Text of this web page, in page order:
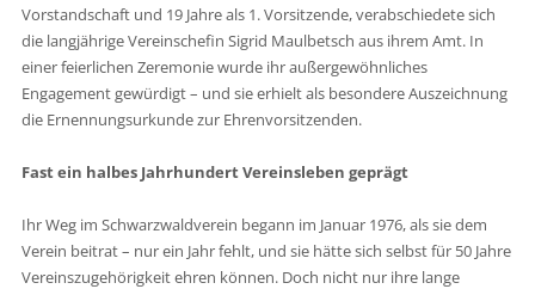
Vorstandschaft und 19 Jahre als 1. Vorsitzende, verabschiedete sich
die langjährige Vereinschefin Sigrid Maulbetsch aus ihrem Amt. In
einer feierlichen Zeremonie wurde ihr außergewöhnliches
Engagement gewürdigt – und sie erhielt als besondere Auszeichnung
die Ernennungsurkunde zur Ehrenvorsitzenden.
Fast ein halbes Jahrhundert Vereinsleben geprägt
Ihr Weg im Schwarzwaldverein begann im Januar 1976, als sie dem
Verein beitrat – nur ein Jahr fehlt, und sie hätte sich selbst für 50 Jahre
Vereinszugehörigkeit ehren können. Doch nicht nur ihre lange